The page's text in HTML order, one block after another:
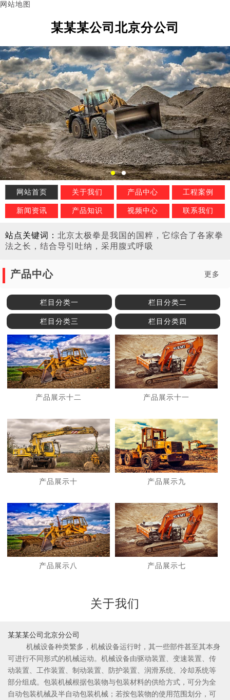
网站地图
某某某公司北京分公司
2
网站首页 关于我们 产品中心 工程案例
新闻资讯 产品知识 视频中心 联系我们
站点关键词： 北京太极拳是我国的国粹，它综合了各家拳
法之长，结合导引吐纳，采用腹式呼吸
产品中心 更多
栏目分类一 栏目分类二
栏目分类三 栏目分类四
产品展示十二 产品展示十一
产品展示十 产品展示九
产品展示八 产品展示七
关于我们
某某某公司北京分公司
机械设备种类繁多，机械设备运行时，其一些部件甚至其本身
可进行不同形式的机械运动。机械设备由驱动装置、变速装置、传
动装置、工作装置、制动装置、防护装置、润滑系统、冷却系统等
部分组成。包装机械根据包装物与包装材料的供给方式，可分为全
自动包装机械及半自动包装机械；若按包装物的使用范围划分，可